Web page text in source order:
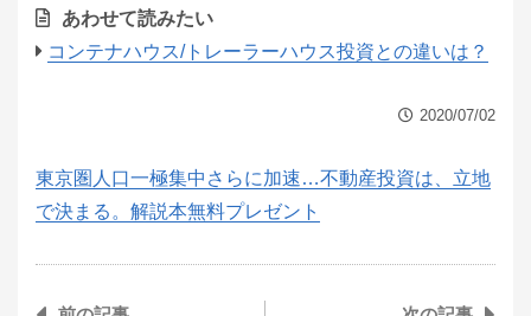
あわせて読みたい
コンテナハウス/トレーラーハウス投資との違いは？
2020/07/02
東京圏人口一極集中さらに加速…不動産投資は、立地
で決まる。解説本無料プレゼント